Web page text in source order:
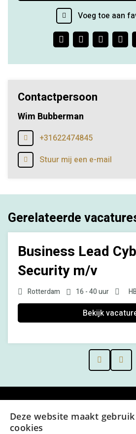
FacebookTwitter
Voeg toe aan
Contactpersoon
Wim Bubberman
+31622474845
Stuur mij een e-mail
Gerelateerde
Business Lead
Security m/v
Rotterdam 16 - 40 uur
Bekijk
Prev
Kantoor
Deze website maakt
cookies